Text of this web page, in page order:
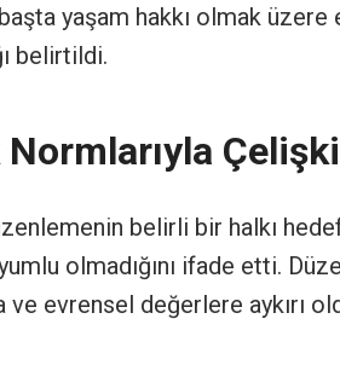
yaşam hakkı olmak
belirtildi.
Çelişki
belirli bir halkı
olmadığını ifade etti.
ve evrensel değerlere aykırı